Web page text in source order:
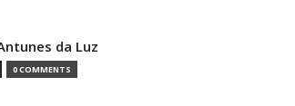
da Luz
0 COMMENTS